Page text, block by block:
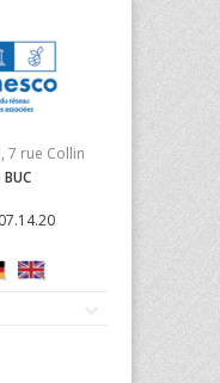
7 rue Collin
BUC